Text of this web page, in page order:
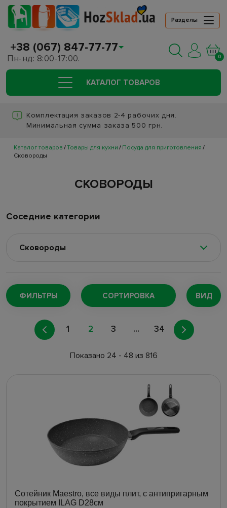
Разделы
+38 (067) 847-77-77
Пн-нд: 8:00-17:00. 0
КАТАЛОГ ТОВАРОВ
Комплектация заказов 2-4 рабочих дня.
Минимальная сумма заказа 500 грн.
Каталог товаров Товары для кухни
Посуда для приготовления
Сковороды
СКОВОРОДЫ
Соседние категории
Сковороды
(18)
Скороварки, пароварки(11)
Сотейники и ковши
Чайники для плит(76)
Турки, гейзерные кофеварки
(7)
ФИЛЬТРЫ СОРТИРОВКА ВИД
1 2 3 ... 34
Показано 24 - 48 из 816
Сотейник Maestro, все виды плит, с антипригарным
покрытием ILAG D28см